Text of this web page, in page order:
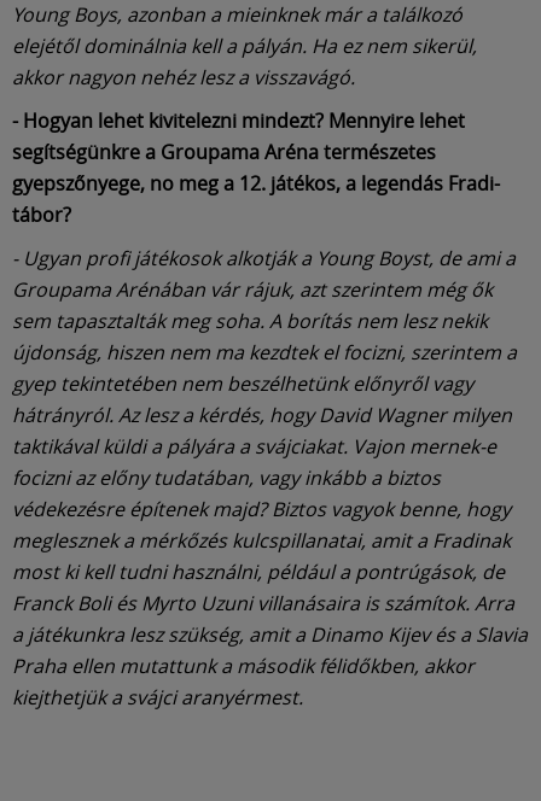
Young Boys, azonban a mieinknek már a találkozó
elejétől dominálnia kell a pályán. Ha ez nem sikerül,
akkor nagyon nehéz lesz a visszavágó.
- Hogyan lehet kivitelezni mindezt? Mennyire lehet
segítségünkre a Groupama Aréna természetes
gyepszőnyege, no meg a 12. játékos, a legendás Fradi-
tábor?
- Ugyan profi játékosok alkotják a Young Boyst, de ami a
Groupama Arénában vár rájuk, azt szerintem még ők
sem tapasztalták meg soha. A borítás nem lesz nekik
újdonság, hiszen nem ma kezdtek el focizni, szerintem a
gyep tekintetében nem beszélhetünk előnyről vagy
hátrányról. Az lesz a kérdés, hogy David Wagner milyen
taktikával küldi a pályára a svájciakat. Vajon mernek-e
focizni az előny tudatában, vagy inkább a biztos
védekezésre építenek majd? Biztos vagyok benne, hogy
meglesznek a mérkőzés kulcspillanatai, amit a Fradinak
most ki kell tudni használni, például a pontrúgások, de
Franck Boli és Myrto Uzuni villanásaira is számítok. Arra
a játékunkra lesz szükség, amit a Dinamo Kijev és a Slavia
Praha ellen mutattunk a második félidőkben, akkor
kiejthetjük a svájci aranyérmest.